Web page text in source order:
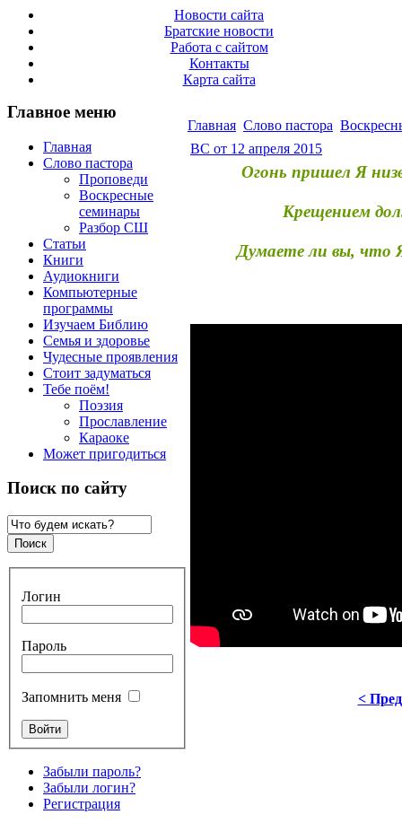
Новости сайта
Братские новости
Работа с сайтом
Контакты
Карта сайта
Главное меню
Главная
Слово пастора
Проповеди
Воскресные
семинары
Разбор СШ
Статьи
Книги
Аудиокниги
Компьютерные
программы
Изучаем Библию
Семья и здоровье
Чудесные проявления
Стоит задуматься
Тебе поём!
Поэзия
Прославление
Караоке
Может пригодиться
Поиск по сайту
Логин
Пароль
Запомнить меня
Забыли пароль?
Забыли логин?
Регистрация
Главная Слово пастора
ВС от 12 апреля 2015
Огонь пришел Я
Крещением
Думаете ли вы, что
<